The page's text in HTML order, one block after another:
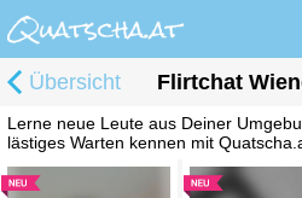
Übersicht Flirtchat
Lerne neue Leute aus Deiner
lästiges Warten kennen mit